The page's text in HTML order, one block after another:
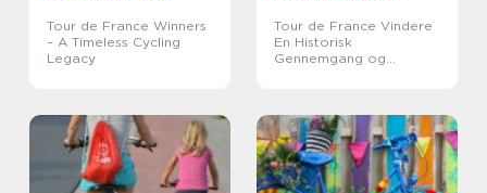
Tour de France Winners
– A Timeless Cycling
Legacy
Tour de France Vindere
En Historisk
Gennemgang og